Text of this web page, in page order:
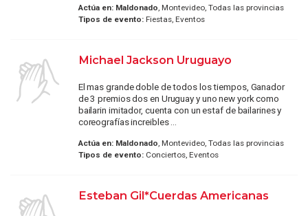
Actúa en: Maldonado, Montevideo, Todas las provincias
Tipos de evento:Fiestas, Eventos
Michael Jackson Uruguayo
El mas grande doble de todos los tiempos, Ganador
de 3 premios dos en Uruguay y uno new york como
bailarin imitador, cuenta con un estaf de bailarines y
coreografías increibles ...
Actúa en: Maldonado, Montevideo, Todas las provincias
Tipos de evento:Conciertos, Eventos
Esteban Gil*Cuerdas Americanas